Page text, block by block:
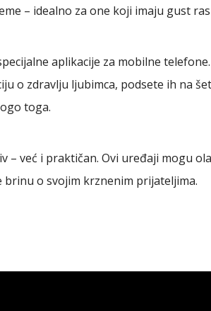
– idealno za one koji imaju gust
aplikacije za mobilne
o zdravlju ljubimca, podsete ih na
toga.
– već i praktičan. Ovi uređaji mogu
brinu o svojim krznenim prijateljima.